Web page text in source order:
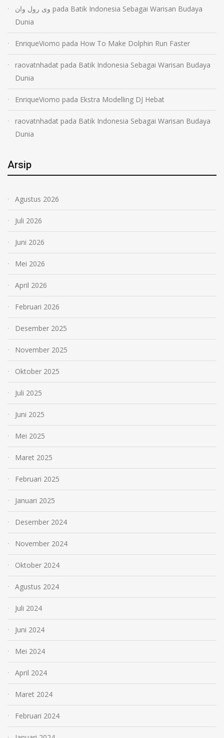
وی رول وان pada Batik Indonesia Sebagai Warisan Budaya
Dunia
EnriqueViomo pada How To Make Dolphin Run Faster
raovatnhadat pada Batik Indonesia Sebagai Warisan Budaya
Dunia
EnriqueViomo pada Ekstra Modelling DJ Hebat
raovatnhadat pada Batik Indonesia Sebagai Warisan Budaya
Dunia
Arsip
Agustus 2026
Juli 2026
Juni 2026
Mei 2026
April 2026
Februari 2026
Desember 2025
November 2025
Oktober 2025
Juli 2025
Juni 2025
Mei 2025
Maret 2025
Februari 2025
Januari 2025
Desember 2024
November 2024
Oktober 2024
Agustus 2024
Juli 2024
Juni 2024
Mei 2024
April 2024
Maret 2024
Februari 2024